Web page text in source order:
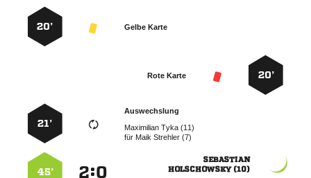
Gelbe Karte
20’
20’
Rote Karte
Auswechslung
  
für   
21’

 
:
45’